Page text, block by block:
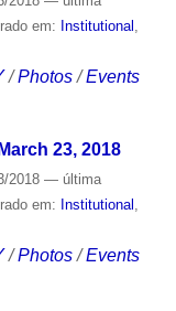
em: Institutional ,
/Photos /Events
23, 2018
2018 — última
em: Institutional
/Photos /Events